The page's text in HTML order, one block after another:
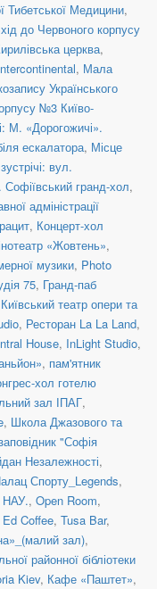
Тибетської Медицини,
до Червоного корпусу
церква,
, Мала
Українського
№3 Київо-
М. «Дорогожичі».
ескалатора, Місце
вул.
гранд-хол,
адміністрації
, Концерт-хол
«Жовтень»,
музики, Photo
75, Гранд-паб
Київський театр опери та
, Ресторан La La Land,
House, InLight Studio,
, пам'ятник
хол готелю
зал ІПАГ,
, Школа Джазового та
"Софія
Незалежності,
Спорту_Legends,
НАУ., Open Room,
Coffee, Tusa Bar,
зал),
районної бібліотеки
Kiev, Кафе «Паштет»,